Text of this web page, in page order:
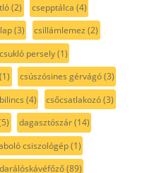
(2) csepptálca (4)
(3) csillámlemez (2)
csukló persely(1)
(1) csúszósines gérvágó(3)
(4) csőcsatlakozó(3)
dagasztószár(14)
csiszológép(1)
darálóskávéfőző(89)